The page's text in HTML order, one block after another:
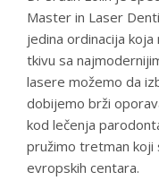
Master in Laser
jedina ordinacija
tkivu sa
lasere možemo da
dobijemo brži
kod lečenja
pružimo tretman koji
evropskih centara.